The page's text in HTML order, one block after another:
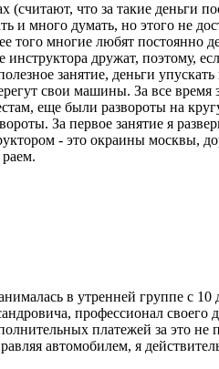
что за такие деньги
и много думать, но этого не
того многие любят постоянно
дружат, поэтому,
занятие, деньги
свои машины. За все время
еще были развороты на
За первое занятие я
- это окраины москвы,
в утренней группе с
профессионал
платежей за это не
автомобилем, я